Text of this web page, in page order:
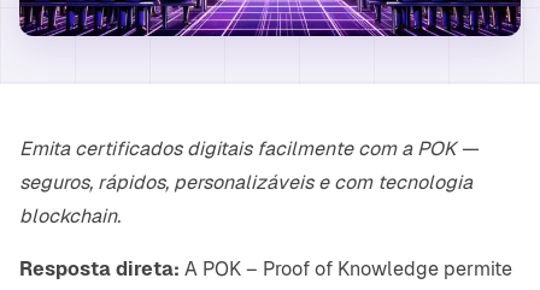
Emita certificados digitais facilmente com a POK —
seguros, rápidos, personalizáveis e com tecnologia
blockchain.
Resposta direta: A POK – Proof of Knowledge permite